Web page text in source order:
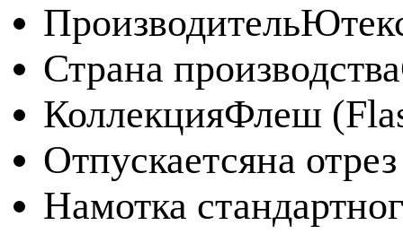
Производитель
Страна производства
КоллекцияФлеш
Отпускаетсяна отрез
Намотка